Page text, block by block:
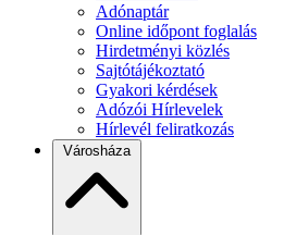
Adónaptár
Online időpont foglalás
Hirdetményi közlés
Sajtótájékoztató
Gyakori kérdések
Adózói Hírlevelek
Hírlevél feliratkozás
Városháza